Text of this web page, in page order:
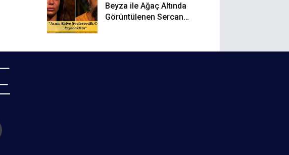
Beyza ile Ağaç Altında
Görüntülenen Sercan